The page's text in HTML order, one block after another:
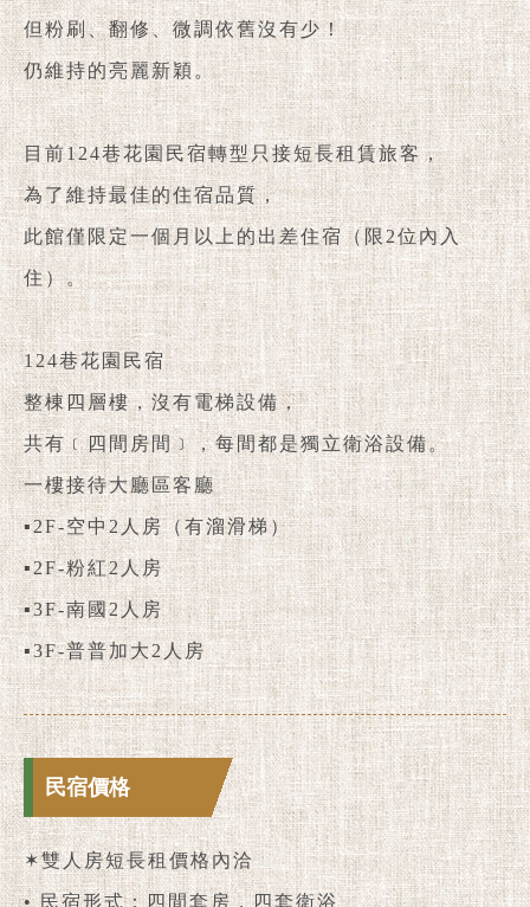
但粉刷、翻修、微調依舊沒有少！
仍維持的亮麗新穎。
目前124巷花園民宿轉型只接短長租賃旅客，
為了維持最佳的住宿品質，
此館僅限定一個月以上的出差住宿（限2位內入
住）。
124巷花園民宿
整棟四層樓，沒有電梯設備，
共有﹝四間房間﹞，每間都是獨立衛浴設備。
一樓接待大廳區客廳
▪2F-空中2人房（有溜滑梯）
▪2F-粉紅2人房
▪3F-南國2人房
▪3F-普普加大2人房
民宿價格
✶雙人房短長租價格內洽
• 民宿形式：四間套房，四套衛浴